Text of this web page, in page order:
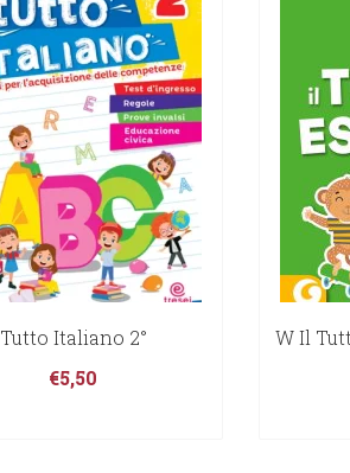
Tutto Italiano 2°
€5,50
W Il